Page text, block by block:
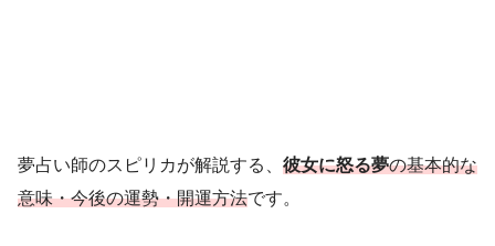
夢占い師のスピリカが解説する、 彼女に怒る夢の基本的な
意味・今後の運勢・開運方法です。